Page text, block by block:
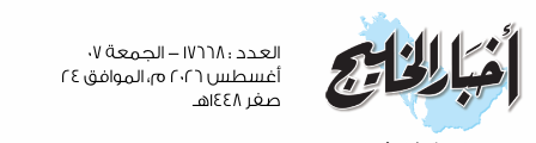
العدد : ١٧٦٦٨ - الجمعة ٠٧
أغسطس ٢٠٢٦ م، الموافق ٢٤
صفر ١٤٤٨هـ